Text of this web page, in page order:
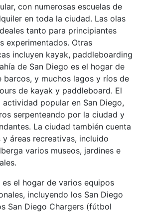
con numerosas escuelas de
en toda la ciudad. Las olas
tanto para principiantes
experimentados. Otras
incluyen kayak, paddleboarding
de San Diego es el hogar de
barcos, y muchos lagos y ríos de
de kayak y paddleboard. El
popular en San Diego,
serpenteando por la ciudad y
La ciudad también cuenta
áreas recreativas, incluido
varios museos, jardines e
el hogar de varios equipos
incluyendo los San Diego
San Diego Chargers (fútbol